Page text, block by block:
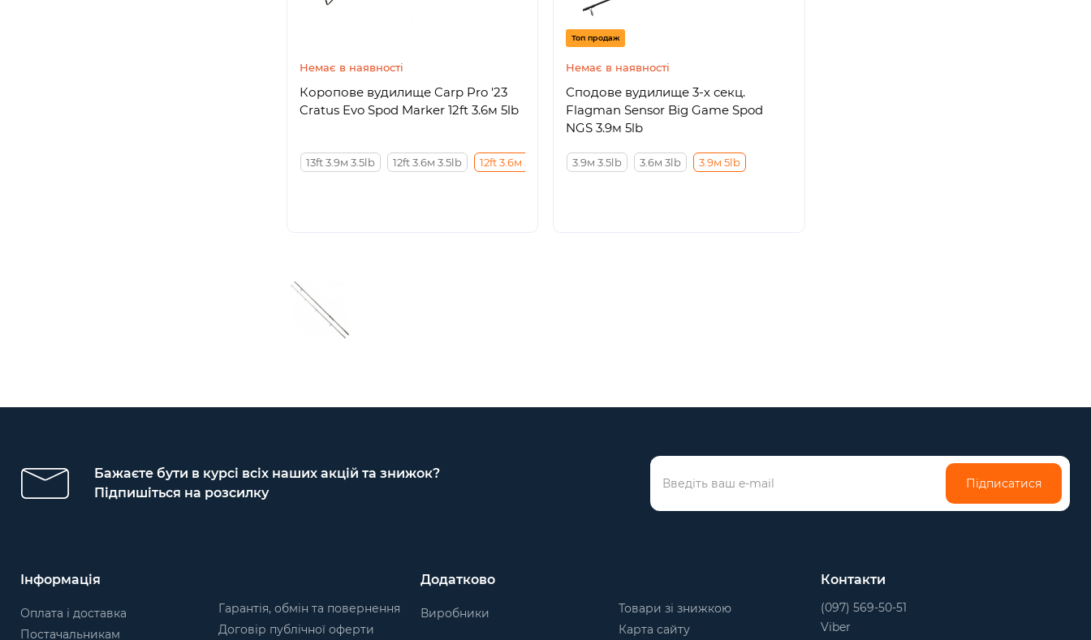
Немає в наявності
Коропове вудилище Carp Pro '23
Cratus Evo Spod Marker 12ft 3.6м 5lb
13ft 3.9м 3.5lb 12ft 3.6м 3.5lb 12ft 3.6м 5lb
Топ продаж
Немає в наявності
Сподове вудилище 3-х секц.
Flagman Sensor Big Game Spod
NGS 3.9м 5lb
3.9м 3.5lb 3.6м 3lb 3.9м 5lb
Бажаєте бути в курсі всіх наших акцій та знижок?
Підпишіться на розсилку
Підписатися
Інформація
Оплата і доставка
Постачальникам
Гарантія, обмін та повернення
Договір публічної оферти
Додатково
Виробники
Товари зі знижкою
Карта сайту
Контакти
(097) 569-50-51
Viber